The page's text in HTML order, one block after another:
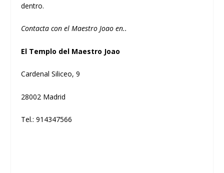
dentro.
Contacta con el Maestro Joao en..
El Templo del Maestro Joao
Cardenal Siliceo, 9
28002 Madrid
Tel.: 914347566